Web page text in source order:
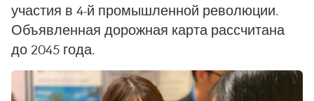
участия в 4-й промышленной революции.
Объявленная дорожная карта рассчитана
до 2045 года.